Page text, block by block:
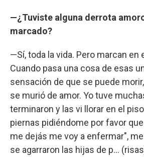
—¿Tuviste alguna derrota
marcado?
—Sí, toda la vida. Pero marcan en
Cuando pasa una cosa de esas
sensación de que se puede
se murió de amor. Yo tuve
terminaron y las vi llorar en el
piernas pidiéndome por favor
me dejás me voy a enfermar",
se agarraron las hijas de p...